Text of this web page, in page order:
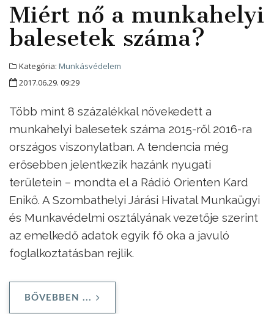
Miért nő a munkahelyi
balesetek száma?
Kategória: Munkásvédelem
2017.06.29. 09:29
Több mint 8 százalékkal növekedett a
munkahelyi balesetek száma 2015-ről 2016-ra
országos viszonylatban. A tendencia még
erősebben jelentkezik hazánk nyugati
területein – mondta el a Rádió Orienten Kard
Enikő. A Szombathelyi Járási Hivatal Munkaügyi
és Munkavédelmi osztályának vezetője szerint
az emelkedő adatok egyik fő oka a javuló
foglalkoztatásban rejlik.
BŐVEBBEN ...